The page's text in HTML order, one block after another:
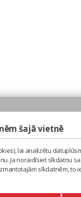
šajā vietnē
lai analizētu
Ja noraidīsiet sīkdatņu
sīkdatnēm,